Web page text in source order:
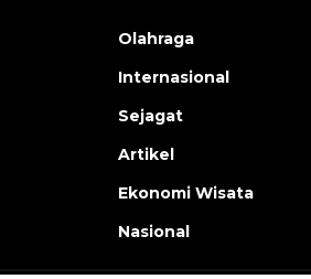
Olahraga
Internasional
Sejagat
Artikel
Ekonomi Wisata
Nasional